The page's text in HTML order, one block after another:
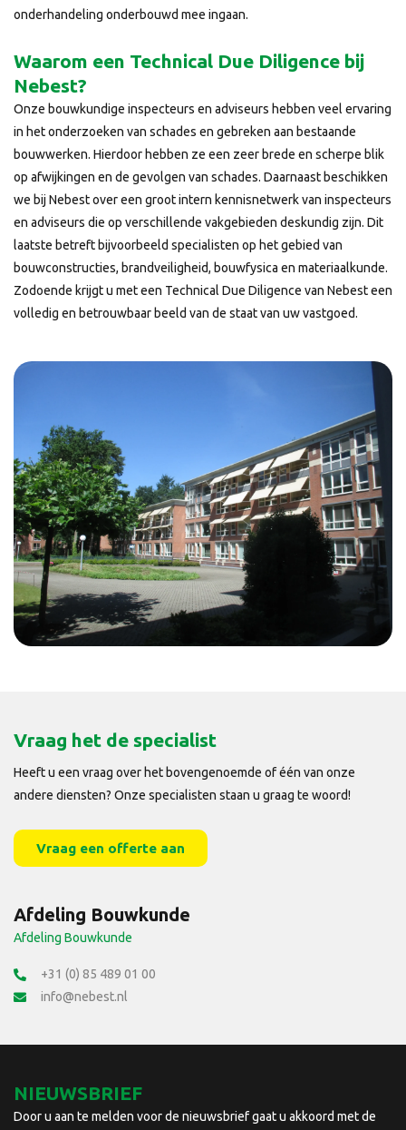
onderhandeling onderbouwd mee ingaan.
Waarom een Technical Due Diligence bij
Nebest?
Onze bouwkundige inspecteurs en adviseurs hebben veel ervaring
in het onderzoeken van schades en gebreken aan bestaande
bouwwerken. Hierdoor hebben ze een zeer brede en scherpe blik
op afwijkingen en de gevolgen van schades. Daarnaast beschikken
we bij Nebest over een groot intern kennisnetwerk van inspecteurs
en adviseurs die op verschillende vakgebieden deskundig zijn. Dit
laatste betreft bijvoorbeeld specialisten op het gebied van
bouwconstructies, brandveiligheid, bouwfysica en materiaalkunde.
Zodoende krijgt u met een Technical Due Diligence van Nebest een
volledig en betrouwbaar beeld van de staat van uw vastgoed.
Vraag het de specialist
Heeft u een vraag over het bovengenoemde of één van onze
andere diensten? Onze specialisten staan u graag te woord!
Vraag een offerte aan
Afdeling Bouwkunde
Afdeling Bouwkunde
+31 (0) 85 489 01 00
info@nebest.nl
NIEUWSBRIEF
Door u aan te melden voor de nieuwsbrief gaat u akkoord met de